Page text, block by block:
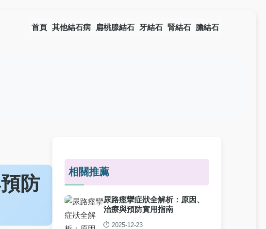
首頁 其他結石病 扁桃腺結石 牙結石 腎結石 膽結石
防
相關推薦
尿路痙攣症狀全解析：原因、
治療與預防實用指南
⏱️ 2025-12-23